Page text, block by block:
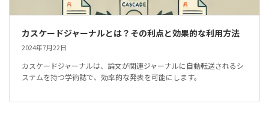
カスケードジャーナルとは？その利点と効果的な利用方法
2024年7月22日
カスケードジャーナルは、論文が関連ジャーナルに自動転送されるシ
ステムを持つ学術誌で、効率的な発表を可能にします。